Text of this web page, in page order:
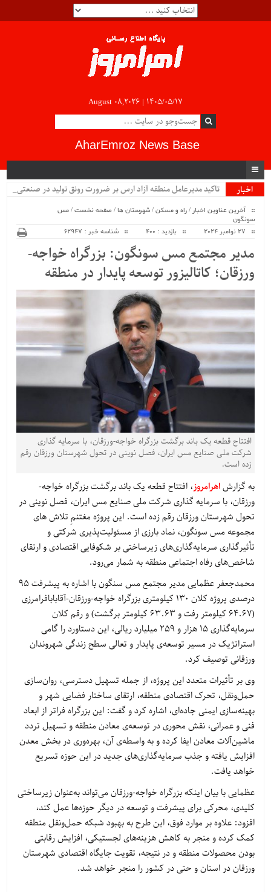
August 08,2026 | ۱۴۰۵/۰۵/۱۷
AharEmroz News Base
اخبار
تاکید مدیرعامل منطقه آزاد ارس بر ضرورت رونق تولید در
آخرین عناوین اخبار /راه و مسکن/شهرستان ها/صفحه نخست/مس
سونگون
بازدید : 400 شناسه خبر : 62947
مدیر مجتمع مس سونگون: بزرگراه خواجه-
ورزقان؛ کاتالیزور توسعه‌ پایدار در منطقه
افتتاح قطعه یک باند برگشت بزرگراه خواجه-ورزقان، با سرمایه گذاری
شرکت ملی صنایع مس ایران، فصل نوینی در تحول شهرستان ورزقان رقم
زده است.
به گزارشاهرامروز، افتتاح قطعه یک باند برگشت بزرگراه خواجه-
ورزقان، با سرمایه گذاری شرکت ملی صنایع مس ایران، فصل نوینی در
تحول شهرستان ورزقان رقم زده است. این پروژه مغتنمِ تلاش های
مجموعه مس سونگون، نماد بارزی از مسئولیت‌پذیری شرکتی و
تأثیرگذاری سرمایه‌گذاری‌های زیرساختی بر شکوفایی اقتصادی و ارتقای
شاخص‌های رفاه اجتماعی منطقه به شمار می‌رود.
محمدجعفر عظمایی مدیر مجتمع مس سنگون با اشاره به پیشرفت ۹۵
درصدی پروژه کلان ۱۳۰ کیلومتری بزرگراه خواجه-ورزقان-آقابابافرامرزی
(۶۴.۶۷ کیلومتر رفت و ۶۳.۶۳ کیلومتر برگشت) و رقم کلان
سرمایه‌گذاری ۱۵ هزار و ۲۵۹ میلیارد ریالی، این دستاورد را گامی
استراتژیک در مسیر توسعه‌ی پایدار و تعالی سطح زندگی شهروندان
ورزقانی توصیف کرد.
وی بر تأثیرات متعدد این پروژه، از جمله تسهیل دسترسی، روان‌سازی
حمل‌ونقل، تحرک اقتصادی منطقه، ارتقای ساختار فضایی شهر و
بهینه‌سازی ایمنی جاده‌ای، اشاره کرد و گفت: این بزرگراه فراتر از ابعاد
فنی و عمرانی، نقش محوری در توسعه‌ی معادن منطقه و تسهیل تردد
ماشین‌آلات معادن ایفا کرده و به‌ واسطه‌ی آن، بهره‌وری در بخش معدن
افزایش یافته و جذب سرمایه‌گذاری‌های جدید در این حوزه تسریع
خواهد یافت.
عظمایی با بیان اینکه بزرگراه خواجه-ورزقان می‌تواند به‌عنوان زیرساختی
کلیدی، محرکی برای پیشرفت و توسعه در دیگر حوزه‌ها عمل کند،
افزود: علاوه بر موارد فوق، این طرح به بهبود شبکه حمل‌ونقل منطقه
کمک کرده و منجر به کاهش هزینه‌های لجستیکی، افزایش رقابتی
بودن محصولات منطقه و در نتیجه، تقویت جایگاه اقتصادی شهرستان
ورزقان در استان و حتی در کشور را منجر خواهد شد.